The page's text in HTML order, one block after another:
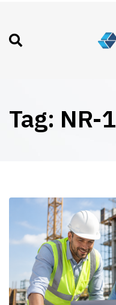
Tag: NR-1